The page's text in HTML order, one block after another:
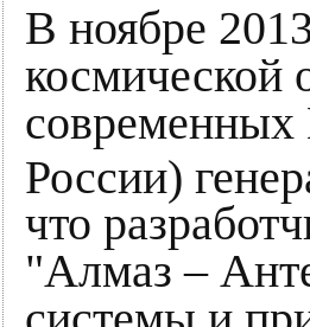
В ноябре
космической
России)
что
"Алмаз –